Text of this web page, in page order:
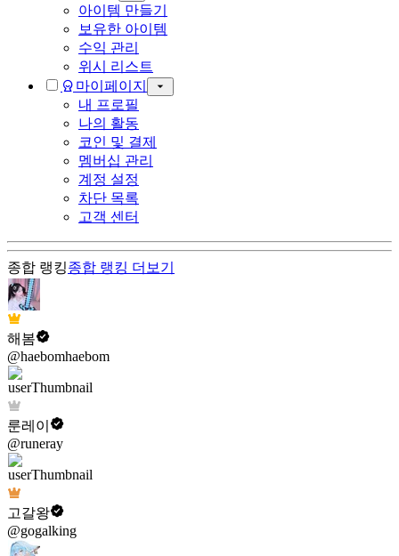
아이템 만들기
보유한 아이템
수익 관리
위시 리스트
마이페이지
내 프로필
나의 활동
코인 및 결제
멤버십 관리
계정 설정
차단 목록
고객 센터
종합 랭킹종합 랭킹 더보기
해봄
@haebomhaebom
룬레이
@runeray
고갈왕
@gogalking